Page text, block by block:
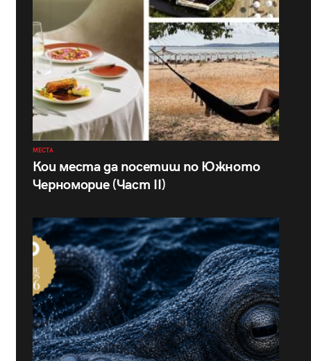
МЕСТА
Кои места да посетиш по Южното
Черноморие (Част II)